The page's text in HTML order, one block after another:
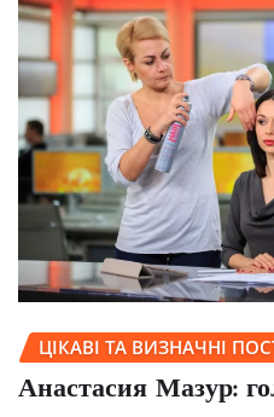
ЦІКАВІ ТА ВИЗНАЧНІ
Анастасия Мазур: